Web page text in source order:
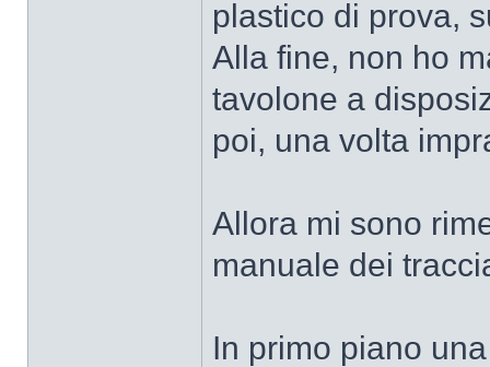
plastico di prova,
Alla fine, non ho
tavolone a
poi, una volta
Allora mi sono
manuale dei
In primo piano